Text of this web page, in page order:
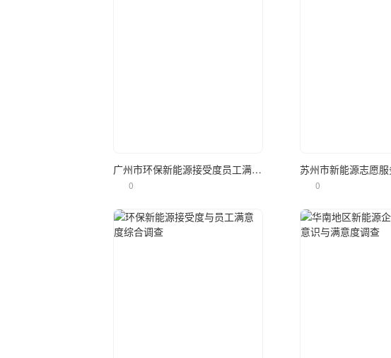
广州市环保新能源接受度员工满意度调查
0 0